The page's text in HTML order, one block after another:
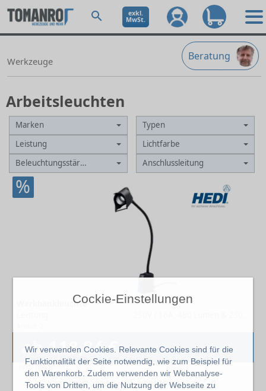
Cockie-Einstellungen
Wir verwenden Cookies. Relevante Cookies sind für die
Funktionalität der Seite notwendig, wie zum Beispiel für
den Warenkorb. Zudem verwenden wir Webanalyse-
Tools von Dritten, um die Nutzung der Webseite zu
exkl.
MwSt.
Beratung
Werkzeuge
Arbeitsleuchten
Marken
Typen
Leistung
Lichtfarbe
Beleuchtungsstärke
Anschlussleitung
%
Werkbankleuchte
ab 118,84 €
exkl. 19% MwSt.